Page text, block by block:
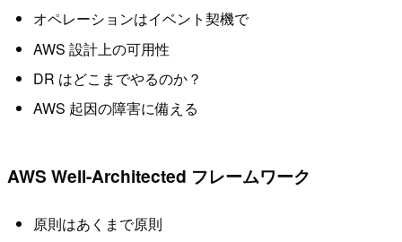
オペレーションはイベント契機で
AWS 設計上の可用性
DR はどこまでやるのか？
AWS 起因の障害に備える
AWS Well-Architected フレームワーク
原則はあくまで原則